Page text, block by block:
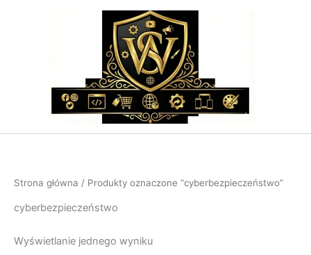
Strona główna / Produkty oznaczone “cyberbezpieczeństwo”
cyberbezpieczeństwo
Wyświetlanie jednego wyniku